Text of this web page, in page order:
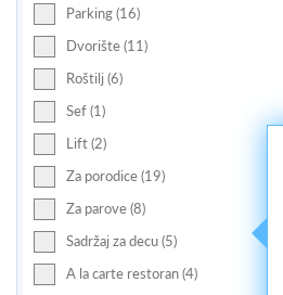
Parking (16)
Dvorište (11)
Roštilj (6)
Sef (1)
Lift (2)
Za porodice (19)
Za parove (8)
Sadržaj za decu (5)
A la carte restoran (4)